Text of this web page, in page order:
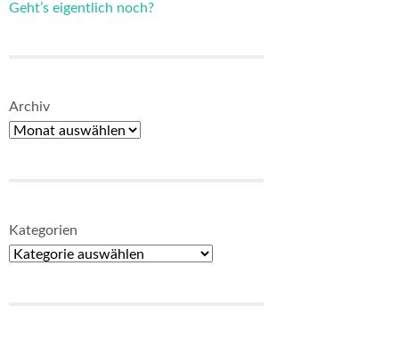
Geht’s eigentlich noch?
Archiv
Kategorien